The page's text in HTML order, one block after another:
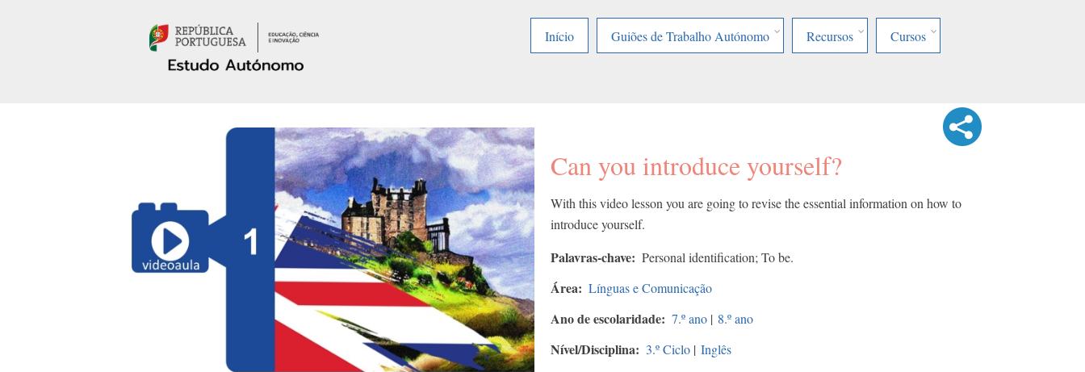
Início
Guiões de Trabalho Autónomo Recursos Cursos
Can you introduce yourself?
With this video lesson you are going to revise the essential information on how to
introduce yourself.
Palavras-chave Personal identification; To be.
Área Línguas e Comunicação
Ano de escolaridade 7.º ano | 8.º ano
Nível/Disciplina 3.º Ciclo | Inglês